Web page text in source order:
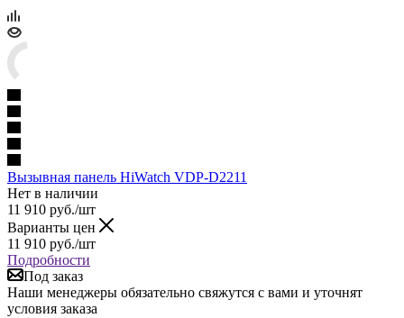
Вызывная панель HiWatch VDP-D2211
Нет в наличии
11 910 руб./шт
Варианты цен
11 910 руб./шт
Подробности
Под заказ
Наши менеджеры обязательно свяжутся с вами и уточнят
условия заказа